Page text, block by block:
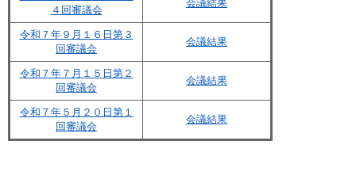
４回審議会
会議結果
令和７年９月１６日第３
回審議会
会議結果
令和７年７月１５日第２
回審議会
会議結果
令和７年５月２０日第１
回審議会
会議結果